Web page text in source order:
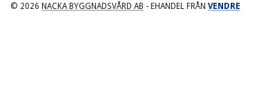
© 2026 NACKA BYGGNADSVÅRD AB - EHANDEL FRÅN VENDRE